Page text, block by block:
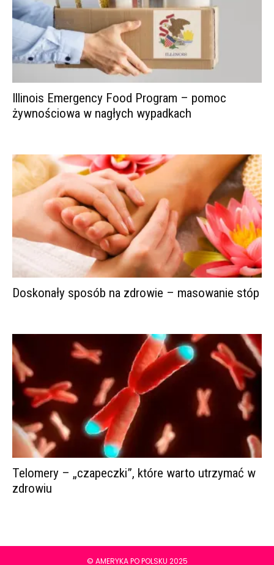
Illinois Emergency Food Program – pomoc
żywnościowa w nagłych wypadkach
Doskonały sposób na zdrowie – masowanie stóp
Telomery – „czapeczki”, które warto utrzymać w
zdrowiu
© AMERYKA PO POLSKU 2025